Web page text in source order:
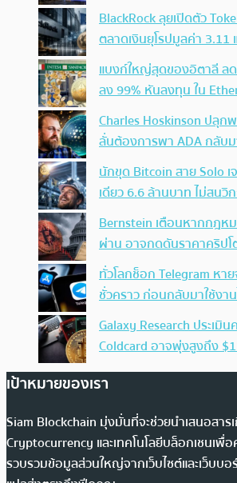
BlackRock ลุยเปิดตัว
ตลาดเงินยุโรปมูลค่า 3.11
แบงก์ใหญ่สุดของอิตาลี ล
ลง 99% หันลงทุน ใน
Charles Hoskinson ปลุก
ลั่นต้องการพา ADA กลับ
นักขุด Bitcoin สาย Solo
เดียว 6.6 ล้านบาท ไม่สน
Bernstein เตือนหากกฎหม
ผ่าน อาจกดดันราคาคริปโ
ทั่วโลกช็อก Telegram หา
ชั่วคราว ก่อนกลับมาใช้งา
Galaxy Research ประเมิ
Coldcard อาจพุ่งสูงถึง
เป้าหมายของเรา
Siam Blockchain มุ่งมั่นที่จะช่วยนำเสนอสาร
Cryptocurrency และเทคโนโลยีบล็อกเชนเพื่อ
รวบรวมข้อมูลส่วนใหญ่จากเว็บไซต์และเว็บบอ